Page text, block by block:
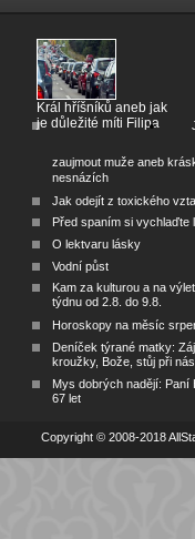
Král hříšníků aneb jak
je důležité míti Filipa
zaujmout muže aneb
nesnázích
Jak odejít z toxického
Před spaním si vychlaďte
O lektvaru lásky
Vodní půst
Kam za kulturou a na
týdnu od 2.8. do 9.8.
Horoskopy na měsíc
Deníček týrané matky:
kroužky, Bože, stůj při nás
Mys dobrých nadějí: Paní
67 let
Copyright © 2008-2018